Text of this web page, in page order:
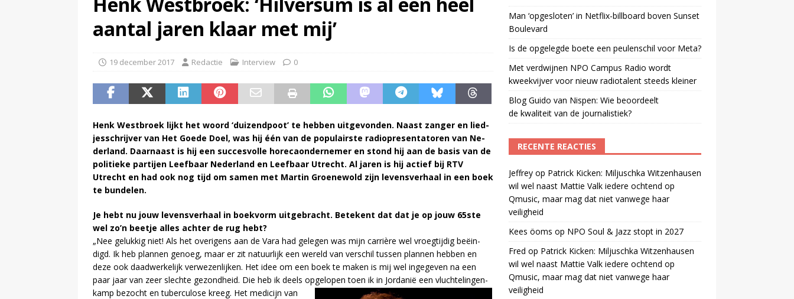
aan­tal ja­ren klaar met mij’
19 december 2017 Redactie Interview 0
Henk West­broek lijkt het woord ‘dui­zend­poot’ te heb­ben uit­ge­von­den. Naast zan­ger en lied­
jes­schrij­ver van Het Goe­de Doel, was hij één van de po­pu­lair­ste ra­dio­pre­sen­ta­to­ren van Ne­
der­land. Daar­naast is hij een suc­ces­vol­le ho­re­ca­on­der­ne­mer en stond hij aan de ba­sis van de
po­li­tie­ke par­tij­en Leef­baar Ne­der­land en Leef­baar Utrecht. Al ja­ren is hij ac­tief bij RTV
Utrecht en had ook nog tijd om sa­men met Mar­tin Groe­ne­wold zijn le­vens­ver­haal in een boek
te bun­de­len.
Je hebt nu jouw le­vens­ver­haal in boek­vorm uit­ge­bracht. Be­te­kent dat dat je op jouw 65ste
wel zo’n beet­je al­les ach­ter de rug hebt?
„Nee ge­luk­kig niet! Als het ove­ri­gens aan de Vara had ge­le­gen was mijn car­riè­re wel vroeg­tij­dig beëin­
digd. Ik heb plan­nen ge­noeg, maar er zit na­tuur­lijk een we­reld van ver­schil tus­sen plan­nen heb­ben en
deze ook daad­wer­ke­lijk ver­we­zen­lij­ken. Het idee om een boek te ma­ken is mij wel in­ge­ge­ven na een
paar jaar van zeer slech­te ge­zond­heid. Die heb ik deels op­ge­lo­pen toen ik in Jor­da­nië een vluch­te­lin­gen­
kamp be­zocht en tu­ber­cu­lo­se kreeg. Het me­di­cijn van
Man ‘opgesloten’ in Netflix-billboard boven Sunset
Boulevard
Is de opgelegde boete een peulenschil voor Meta?
Met verdwijnen NPO Campus Radio wordt
kweekvijver voor nieuw radiotalent steeds kleiner
Blog Guido van Nispen: Wie beoordeelt
de kwaliteit van de journalistiek?
RECENTE REACTIES
Jeffreyop Patrick Kicken: Miljuschka Witzenhausen
wil wel naast Mattie Valk iedere ochtend op
Qmusic, maar mag dat niet vanwege haar
veiligheid
Kees öoms op NPO Soul & Jazz stopt in 2027
Fred op Patrick Kicken: Miljuschka Witzenhausen
wil wel naast Mattie Valk iedere ochtend op
Qmusic, maar mag dat niet vanwege haar
veiligheid